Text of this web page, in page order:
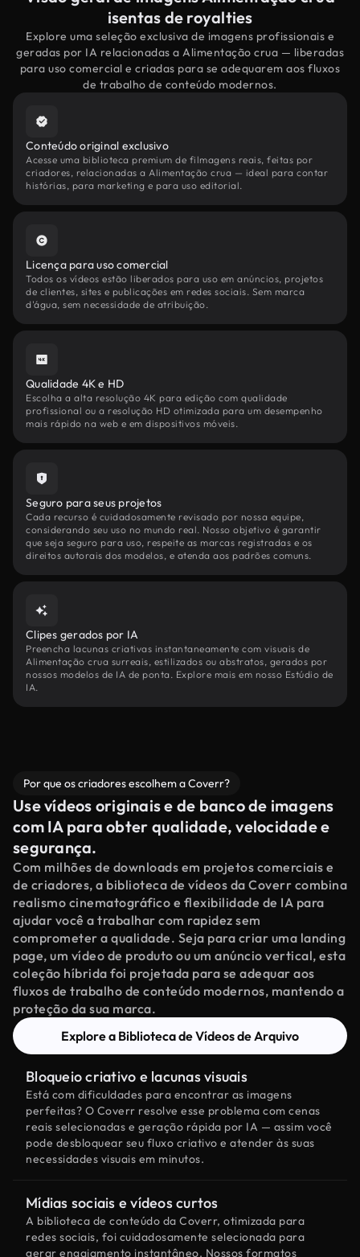
isentas de royalties
Explore uma seleção exclusiva de imagens profissionais e
geradas por IA relacionadas a Alimentação crua — liberadas
para uso comercial e criadas para se adequarem aos fluxos
de trabalho de conteúdo modernos.
Conteúdo original exclusivo
Acesse uma biblioteca premium de filmagens reais, feitas por
criadores, relacionadas a Alimentação crua — ideal para contar
histórias, para marketing e para uso editorial.
Licença para uso comercial
Todos os vídeos estão liberados para uso em anúncios, projetos
de clientes, sites e publicações em redes sociais. Sem marca
d'água, sem necessidade de atribuição.
Qualidade 4K e HD
Escolha a alta resolução 4K para edição com qualidade
profissional ou a resolução HD otimizada para um desempenho
mais rápido na web e em dispositivos móveis.
Seguro para seus projetos
Cada recurso é cuidadosamente revisado por nossa equipe,
considerando seu uso no mundo real. Nosso objetivo é garantir
que seja seguro para uso, respeite as marcas registradas e os
direitos autorais dos modelos, e atenda aos padrões comuns.
Clipes gerados por IA
Preencha lacunas criativas instantaneamente com visuais de
Alimentação crua surreais, estilizados ou abstratos, gerados por
nossos modelos de IA de ponta. Explore mais em nosso Estúdio de
IA.
Por que os criadores escolhem a Coverr?
Use vídeos originais e de banco de imagens
com IA para obter qualidade, velocidade e
segurança.
Com milhões de downloads em projetos comerciais e
de criadores, a biblioteca de vídeos da Coverr combina
realismo cinematográfico e flexibilidade de IA para
ajudar você a trabalhar com rapidez sem
comprometer a qualidade. Seja para criar uma landing
page, um vídeo de produto ou um anúncio vertical, esta
coleção híbrida foi projetada para se adequar aos
fluxos de trabalho de conteúdo modernos, mantendo a
proteção da sua marca.
Explore a Biblioteca de Vídeos de Arquivo
Bloqueio criativo e lacunas visuais
Está com dificuldades para encontrar as imagens
perfeitas? O Coverr resolve esse problema com cenas
reais selecionadas e geração rápida por IA — assim você
pode desbloquear seu fluxo criativo e atender às suas
necessidades visuais em minutos.
Mídias sociais e vídeos curtos
A biblioteca de conteúdo da Coverr, otimizada para
redes sociais, foi cuidadosamente selecionada para
gerar engajamento instantâneo. Nossos formatos